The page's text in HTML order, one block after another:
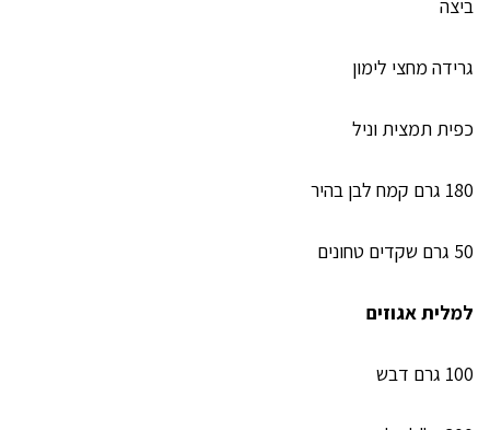
ביצה
גרידה מחצי לימון
כפית תמצית וניל
180 גרם קמח לבן בהיר
50 גרם שקדים טחונים
למלית אגוזים
100 גרם דבש